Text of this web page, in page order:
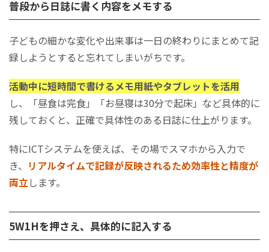
普段から日誌に書く内容をメモする
子どもの細かな変化や出来事は一日の終わりにまとめて記
録しようとすると忘れてしまいがちです。
活動中に短時間で書けるメモ用紙やタブレットを活用
し、「昼食は完食」「お昼寝は30分で起床」など具体的に
残しておくと、正確で具体性のある日誌に仕上がります。
特にICTシステムを使えば、その場でスマホから入力で
き、 リアルタイムで記録が反映されるため効率性と精度が
両立 します。
5W1Hを押さえ、具体的に記入する